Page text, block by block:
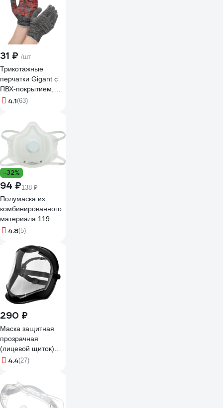
31 ₽ /шт
Трикотажные
перчатки Gigant с
ПВХ-покрытием,
серые GGC-13
4.1(63)
-32%
94 ₽138 ₽
Полумаска из
комбинированного
материала 119
ЮЛИЯ 20490
4.8(5)
290 ₽
Маска защитная
прозрачная
(лицевой щиток)
SEBMET
4.4(27)